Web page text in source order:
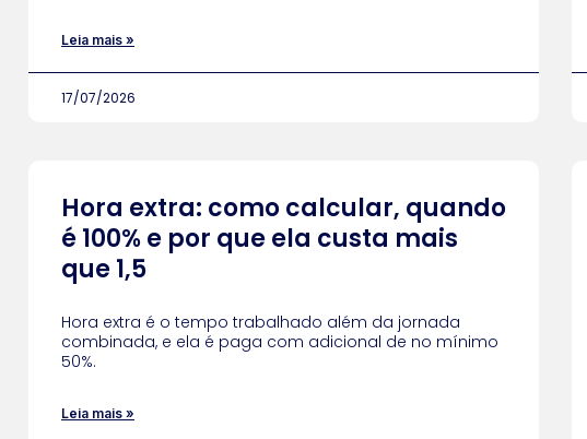
Leia mais »
17/07/2026
Hora extra: como calcular, quando
é 100% e por que ela custa mais
que 1,5
Hora extra é o tempo trabalhado além da jornada
combinada, e ela é paga com adicional de no mínimo
50%.
Leia mais »